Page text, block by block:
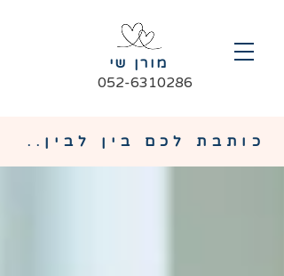
מורן שי
052-6310286
כותבת לכם בין לבין..